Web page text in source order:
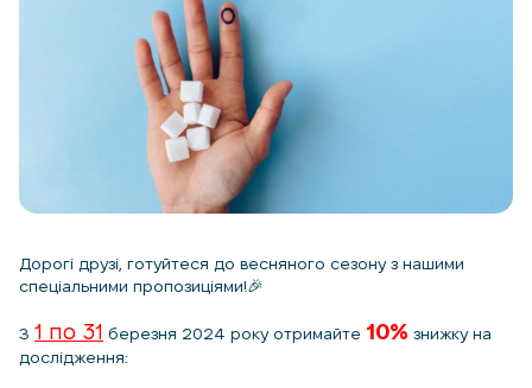
Дорогі друзі, готуйтеся до весняного сезону з нашими
спеціальними пропозиціями!🎉
З 1 по 31 березня 2024 року отримайте 10% знижку на
дослідження: